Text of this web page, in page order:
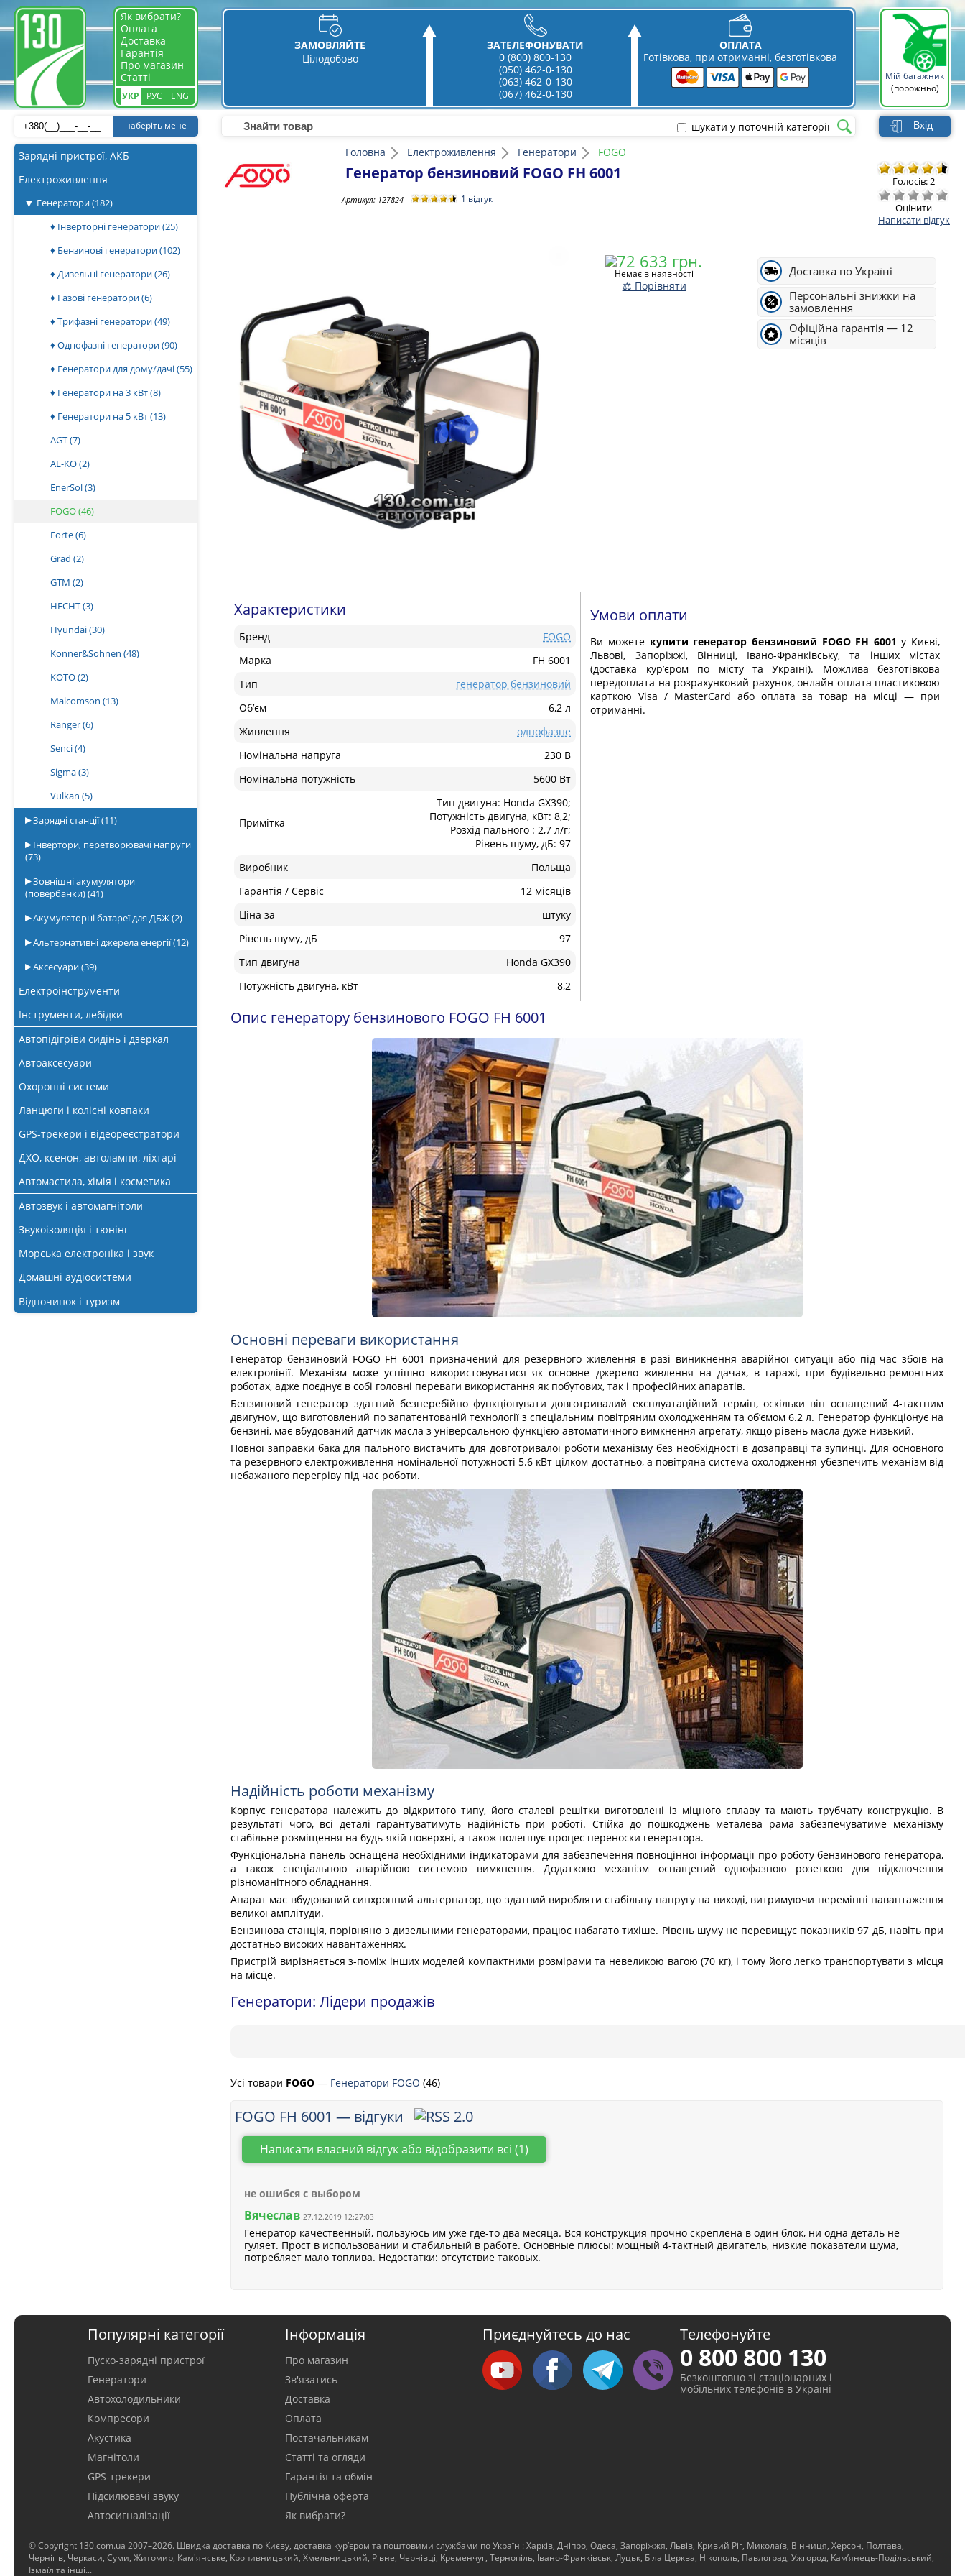
Як вибрати?
Оплата
Доставка
Гарантія
Про магазин
Статті
УКР РУС ENG
наберіть мене
ЗАМОВЛЯЙТЕ
Цілодобово
ЗАТЕЛЕФОНУВАТИ
0 (800) 800-130
(050) 462-0-130
(063) 462-0-130
(067) 462-0-130
ОПЛАТА
Готівкова, при отриманні, безготівкова
шукати у поточній категорії
Мій багажник
(порожньо)
Вхід
Зарядні пристрої, АКБ
Електроживлення
Генератори(182)
♦ Інверторні генератори(25)
♦ Бензинові генератори(102)
♦ Дизельні генератори(26)
♦ Газові генератори(6)
♦ Трифазні генератори(49)
♦ Однофазні генератори(90)
♦ Генератори для дому/дачі(55)
♦ Генератори на 3 кВт(8)
♦ Генератори на 5 кВт(13)
AGT(7)
AL-KO(2)
EnerSol(3)
FOGO(46)
Forte(6)
Grad (2)
GTM (2)
HECHT(3)
Hyundai(30)
Konner&Sohnen (48)
KOTO(2)
Malcomson (13)
Ranger(6)
Senci(4)
Sigma(3)
Vulkan (5)
Зарядні станції(11)
Інвертори, перетворювачі напруги
(73)
Зовнішні акумулятори
(повербанки)(41)
Акумуляторні батареї для ДБЖ(2)
Альтернативні джерела енергії(12)
Аксесуари(39)
Електроінструменти
Інструменти, лебідки
Автопідігріви сидінь і дзеркал
Автоаксесуари
Охоронні системи
Ланцюги і колісні ковпаки
GPS-трекери і відеореєстратори
ДХО, ксенон, автолампи, ліхтарі
Автомастила, хімія і косметика
Автозвук і автомагнітоли
Звукоізоляція і тюнінг
Морська електроніка і звук
Домашні аудіосистеми
Відпочинок і туризм
Головна Електроживлення Генератори FOGO
Генератор бензиновий FOGO FH 6001
Артикул: 127824 1 відгук
Голосів: 2
Оцінити
Написати відгук
Немає в наявності
⚖ Порівняти
Доставка по Україні
Персональні знижки на
замовлення
Офіційна гарантія — 12
місяців
Характеристики
Бренд
FOGO
Марка
FH 6001
Тип
генератор бензиновий
Об’єм
6,2 л
Живлення
однофазне
Номінальна напруга
230 В
Номінальна потужність
5600 Вт
Примітка
Тип двигуна: Honda GX390;
Потужність двигуна, кВт: 8,2;
Розхід пального : 2,7 л/г;
Рівень шуму, дБ: 97
Виробник
Польща
Гарантія / Сервіс
12 місяців
Ціна за
штуку
Рівень шуму, дБ
97
Тип двигуна
Honda GX390
Потужність двигуна, кВт
8,2
Умови оплати
Ви можете купити генератор бензиновий FOGO FH 6001 у Києві,
Львові, Запоріжжі, Вінниці, Івано-Франківську, та інших містах
(доставка кур’єром по місту та Україні). Можлива безготівкова
передоплата на розрахунковий рахунок, онлайн оплата пластиковою
карткою Visa / MasterCard або оплата за товар на місці — при
отриманні.
Опис генератору бензинового FOGO FH 6001
Основні переваги використання
Генератор бензиновий FOGO FH 6001 призначений для резервного живлення в разі виникнення аварійної ситуації або під час збоїв на
електролінії. Механізм може успішно використовуватися як основне джерело живлення на дачах, в гаражі, при будівельно-ремонтних
роботах, адже поєднує в собі головні переваги використання як побутових, так і професійних апаратів.
Бензиновий генератор здатний безперебійно функціонувати довготривалий експлуатаційний термін, оскільки він оснащений 4-тактним
двигуном, що виготовлений по запатентованій технології з спеціальним повітряним охолодженням та об’ємом 6.2 л. Генератор функціонує на
бензині, має вбудований датчик масла з універсальною функцією автоматичного вимкнення агрегату, якщо рівень масла дуже низький.
Повної заправки бака для пального вистачить для довготривалої роботи механізму без необхідності в дозаправці та зупинці. Для основного
та резервного електроживлення номінальної потужності 5.6 кВт цілком достатньо, а повітряна система охолодження убезпечить механізм від
небажаного перегріву під час роботи.
Надійність роботи механізму
Корпус генератора належить до відкритого типу, його сталеві решітки виготовлені із міцного сплаву та мають трубчату конструкцію. В
результаті чого, всі деталі гарантуватимуть надійність при роботі. Стійка до пошкоджень металева рама забезпечуватиме механізму
стабільне розміщення на будь-якій поверхні, а також полегшує процес переноски генератора.
Функціональна панель оснащена необхідними індикаторами для забезпечення повноцінної інформації про роботу бензинового генератора,
а також спеціальною аварійною системою вимкнення. Додатково механізм оснащений однофазною розеткою для підключення
різноманітного обладнання.
Апарат має вбудований синхронний альтернатор, що здатний виробляти стабільну напругу на виході, витримуючи перемінні навантаження
великої амплітуди.
Бензинова станція, порівняно з дизельними генераторами, працює набагато тихіше. Рівень шуму не перевищує показників 97 дБ, навіть при
достатньо високих навантаженнях.
Пристрій вирізняється з-поміж інших моделей компактними розмірами та невеликою вагою (70 кг), і тому його легко транспортувати з місця
на місце.
Генератори: Лідери продажів
Усі товари FOGO — Генератори FOGO (46)
FOGO FH 6001 — відгуки
Написати власний відгук або відобразити всі (1)
не ошибся с выбором
Вячеслав 27.12.2019 12:27:03
Генератор качественный, пользуюсь им уже где-то два месяца. Вся конструкция прочно скреплена в один блок, ни одна деталь не
гуляет. Прост в использовании и стабильный в работе. Основные плюсы: мощный 4-тактный двигатель, низкие показатели шума,
потребляет мало топлива. Недостатки: отсутствие таковых.
Популярні категорії
Пуско-зарядні пристрої
Генератори
Автохолодильники
Компресори
Акустика
Магнітоли
GPS-трекери
Підсилювачі звуку
Автосигналізації
Інформація
Про магазин
Зв'язатись
Доставка
Оплата
Постачальникам
Статті та огляди
Гарантія та обмін
Публічна оферта
Як вибрати?
Приєднуйтесь до нас Телефонуйте
0 800 800 130
Безкоштовно зі стаціонарних і
мобільних телефонів в Україні
© Copyright 130.com.ua 2007–2026. Швидка доставка по Києву, доставка кур’єром та поштовими службами по Україні: Харків, Дніпро, Одеса, Запоріжжя, Львів, Kривий Ріг, Миколаїв, Вінниця, Херсон, Полтава,
Чернігів, Черкаси, Суми, Житомир, Кам'янське, Кропивницький, Хмельницький, Рівне, Чернівці, Kременчуг, Тернопіль, Івано-Франківськ, Луцьк, Біла Церква, Нікополь, Павлоград, Ужгород, Kам’янець-Подільський,
Ізмаїл та інші...